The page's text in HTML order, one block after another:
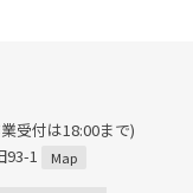
受付は18:00まで)
93-1
Map